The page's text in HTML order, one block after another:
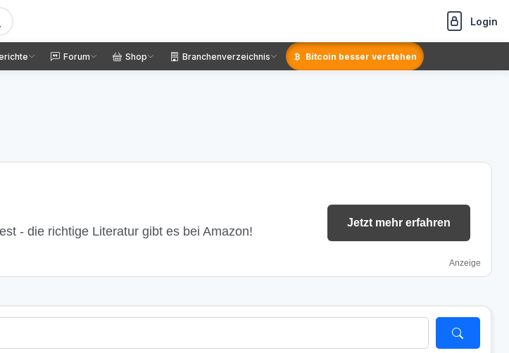
Login
Forum Shop Branchenverzeichnis Bitcoin besser verstehen
- die richtige Literatur gibt es bei Amazon!
Jetzt mehr erfahren
Anzeige